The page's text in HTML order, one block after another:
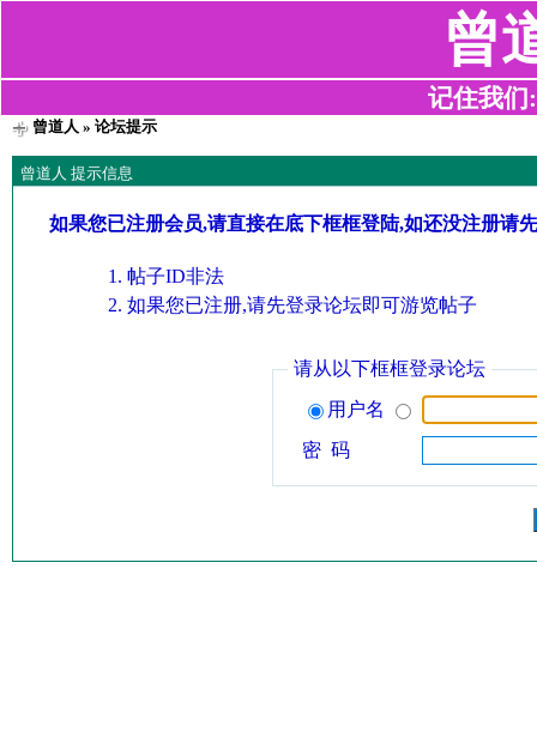
曾
记住我们
曾道人 » 论坛提示
曾道人 提示信息
如果您已注册会员,请直接在底下框框登陆,如还没注册请
帖子ID非法
如果您已注册,请先登录论坛即可游览帖子
请从以下框框登录论坛
用户名
密 码